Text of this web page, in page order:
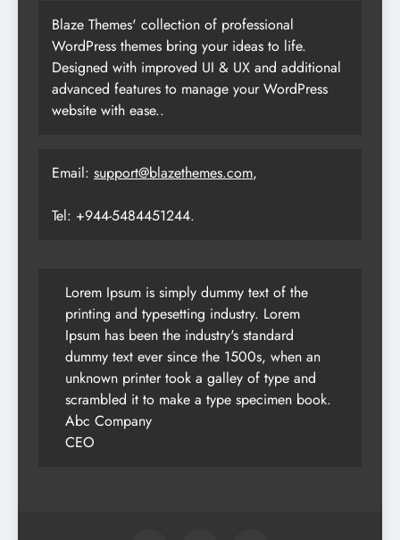
Blaze Themes' collection of professional
WordPress themes bring your ideas to life.
Designed with improved UI & UX and additional
advanced features to manage your WordPress
website with ease..
Email: support@blazethemes.com,
Tel: +944-5484451244.
Lorem Ipsum is simply dummy text of the
printing and typesetting industry. Lorem
Ipsum has been the industry's standard
dummy text ever since the 1500s, when an
unknown printer took a galley of type and
scrambled it to make a type specimen book.
Abc Company
CEO